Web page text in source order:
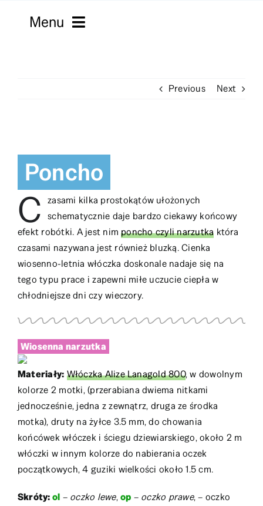
Menu
Kordonki
Filmy
Robótki
Sklepy
Previous Next
Larger
Image
Poncho
C zasami kilka prostokątów ułożonych
schematycznie daje bardzo ciekawy końcowy
efekt robótki. A jest nimponcho czyli narzutka która
czasami nazywana jest również bluzką. Cienka
wiosenno-letnia włóczka doskonale nadaje się na
tego typu prace i zapewni miłe uczucie ciepła w
chłodniejsze dni czy wieczory.
Wiosenna narzutka
Materiały: Włóczka Alize Lanagold 800, w dowolnym
kolorze 2 motki, (przerabiana dwiema nitkami
jednocześnie, jedna z zewnątrz, druga ze środka
motka), druty na żyłce 3.5 mm, do chowania
końcówek włóczek i ściegu dziewiarskiego, około 2 m
włóczki w innym kolorze do nabierania oczek
początkowych, 4 guziki wielkości około 1.5 cm.
Skróty:ol –oczko lewe,op –oczko prawe, – oczko